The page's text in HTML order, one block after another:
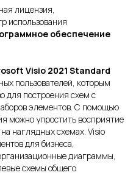
лицензия,
использования
обеспечение
Visio 2021 Standard
пользователей, которым
для построения схем с
элементов. С помощью
можно упростить восприятие
наглядных схемах. Visio
для бизнеса,
диаграммы,
схемы общего